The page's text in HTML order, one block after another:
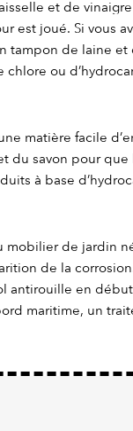
et de
est joué. Si vous
tampon de laine
chlore ou
matière facile
du savon pour
à base
mobilier de jardin
de la
antirouille en
maritime, un